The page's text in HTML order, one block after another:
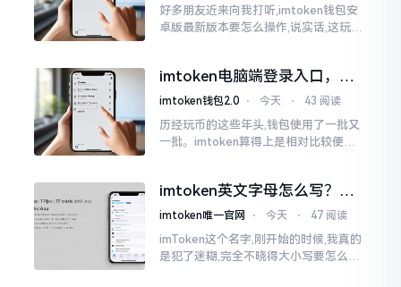
好多朋友近来向我打听,imtoken钱包安
卓版最新版本要怎么操作,说实话,这玩意
0版本
imtoken电脑端登录入口，地
址在这里
imtoken钱包2.0 ⋅ 今天 ⋅ 43 阅读
历经玩币的这些年头,钱包使用了一批又
一批。imtoken算得上是相对比较便于
就得去寻觅电脑端的入口。
imtoken英文字母怎么写？正
确拼写看这里
imtoken唯一官网 ⋅ 今天 ⋅ 47 阅读
imToken这个名字,刚开始的时候,我真的
是犯了迷糊,完全不晓得大小写要怎么去